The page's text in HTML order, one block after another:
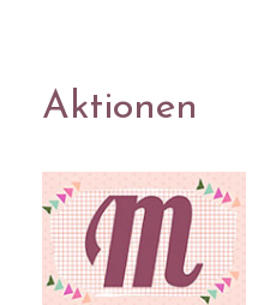
Aktionen